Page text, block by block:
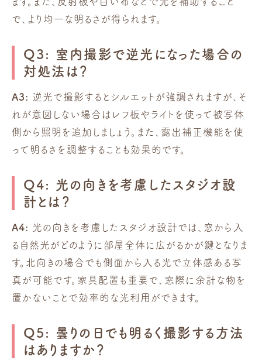
で、より均一な明るさが得られます。
Q3: 室内撮影で逆光になった場合の
対処法は？
A3: 逆光で撮影するとシルエットが強調されますが、そ
れが意図しない場合はレフ板やライトを使って被写体
側から照明を追加しましょう。また、露出補正機能を使
って明るさを調整することも効果的です。
Q4: 光の向きを考慮したスタジオ設
計とは？
A4: 光の向きを考慮したスタジオ設計では、窓から入
る自然光がどのように部屋全体に広がるかが鍵となりま
す。北向きの場合でも側面から入る光で立体感ある写
真が可能です。家具配置も重要で、窓際に余計な物を
置かないことで効率的な光利用ができます。
Q5: 曇りの日でも明るく撮影する方法
はありますか？